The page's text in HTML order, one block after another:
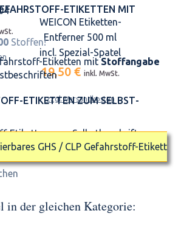
ETIKETTEN MIT
Stoffen!
Etiketten mitStoffangabe
ETIKETTEN ZUM SELBST­
Etiketten zum Selbstbeschriften
GHS / CLP Gefahrstoff-Etikett
WEICON Etiketten-
Entferner 500 ml
incl. Spezial-Spatel
19,50 € inkl. MwSt.
zzgl. Versandkosten
in der gleichen Kategorie: